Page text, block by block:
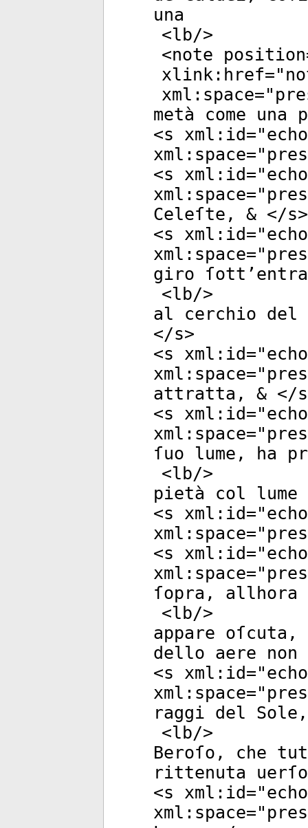
una
<lb/>
<note position
xlink:href="
xml:space="
metà come
<s xml:id="
xml:space="
<s xml:id="
xml:space="
Celeſte, & </s>
<s xml:id="
xml:space="
giro ſott’entra
<lb/>
al cerchio del
</s>
<s xml:id="
xml:space="
attratta, & </s
<s xml:id="
xml:space="
ſuo lume, ha
<lb/>
pietà col
<s xml:id="
xml:space="
<s xml:id="
xml:space="
ſopra,
<lb/>
appare
dello aere
<s xml:id="
xml:space="
raggi del
<lb/>
Beroſo, che
rittenuta
<s xml:id="
xml:space="